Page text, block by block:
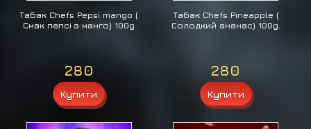
Табак Chefs Pepsi mango (
Смак пепсі з манго) 100g
280
Табак Chefs Pineapple (
Солодкий ананас) 100g.
280